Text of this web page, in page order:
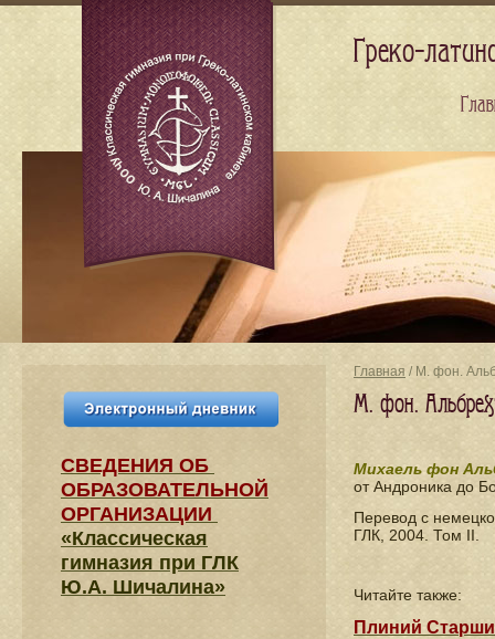
Главная / М. фон.
М. фон.
Михаель фон
от Андроника до
Перевод с
ГЛК, 2004. Том II.
Читайте также:
Плиний
СВЕДЕНИЯ​ ОБ
ОБРАЗОВАТЕЛЬНОЙ
ОРГАНИЗАЦИИ
«Классическая
гимназия при ГЛК
Ю.А. Шичалина»
Греко-